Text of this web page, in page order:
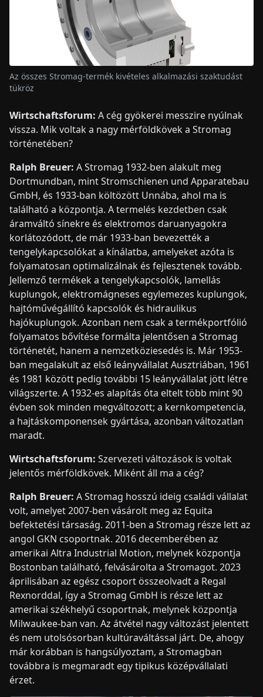
Az összes Stromag-termék kivételes alkalmazási szaktudást
tükröz
Wirtschaftsforum: A cég gyökerei messzire nyúlnak
vissza. Mik voltak a nagy mérföldkövek a Stromag
történetében?
Ralph Breuer: A Stromag 1932-ben alakult meg
Dortmundban, mint Stromschienen und Apparatebau
GmbH, és 1933-ban költözött Unnába, ahol ma is
található a központja. A termelés kezdetben csak
áramváltó sínekre és elektromos daruanyagokra
korlátozódott, de már 1933-ban bevezették a
tengelykapcsolókat a kínálatba, amelyeket azóta is
folyamatosan optimalizálnak és fejlesztenek tovább.
Jellemző termékek a tengelykapcsolók, lamellás
kuplungok, elektromágneses egylemezes kuplungok,
hajtóművégállító kapcsolók és hidraulikus
hajókuplungok. Azonban nem csak a termékportfólió
folyamatos bővítése formálta jelentősen a Stromag
történetét, hanem a nemzetköziesedés is. Már 1953-
ban megalakult az első leányvállalat Ausztriában, 1961
és 1981 között pedig további 15 leányvállalat jött létre
világszerte. A 1932-es alapítás óta eltelt több mint 90
évben sok minden megváltozott; a kernkompetencia,
a hajtáskomponensek gyártása, azonban változatlan
maradt.
Wirtschaftsforum: Szervezeti változások is voltak
jelentős mérföldkövek. Miként áll ma a cég?
Ralph Breuer: A Stromag hosszú ideig családi vállalat
volt, amelyet 2007-ben vásárolt meg az Equita
befektetési társaság. 2011-ben a Stromag része lett az
angol GKN csoportnak. 2016 decemberében az
amerikai Altra Industrial Motion, melynek központja
Bostonban található, felvásárolta a Stromagot. 2023
áprilisában az egész csoport összeolvadt a Regal
Rexnorddal, így a Stromag GmbH is része lett az
amerikai székhelyű csoportnak, melynek központja
Milwaukee-ban van. Az átvétel nagy változást jelentett
és nem utolsósorban kultúraváltással járt. De, ahogy
már korábban is hangsúlyoztam, a Stromagban
továbbra is megmaradt egy tipikus középvállalati
érzet.